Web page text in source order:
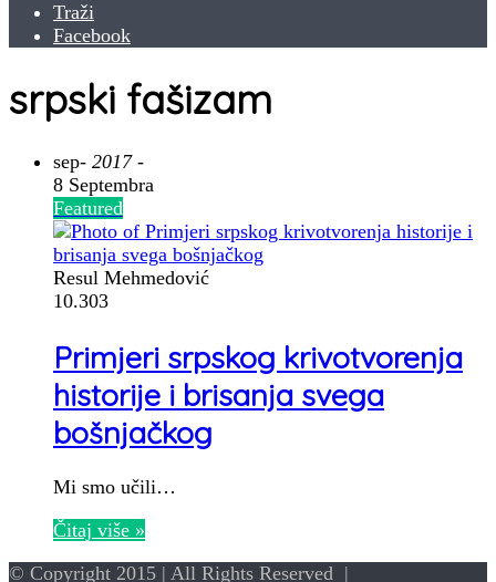
Traži
Facebook
srpski fašizam
sep- 2017 -
8 Septembra
Featured
Resul Mehmedović
10.303
Primjeri srpskog krivotvorenja
historije i brisanja svega
bošnjačkog
Mi smo učili…
Čitaj više »
© Copyright 2015 | All Rights Reserved |